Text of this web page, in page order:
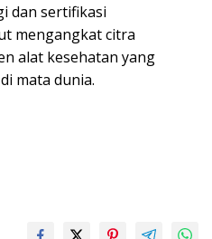
dan sertifikasi
mengangkat citra
alat kesehatan yang
mata dunia.